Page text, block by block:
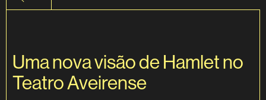
Uma nova visão de Hamlet no
Teatro Aveirense